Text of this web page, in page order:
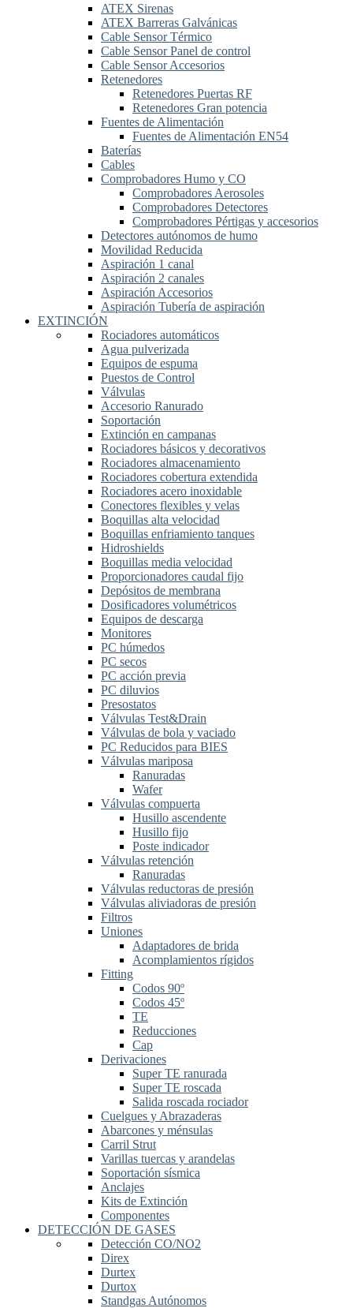
ATEX Sirenas
ATEX Barreras Galvánicas
Cable Sensor Térmico
Cable Sensor Panel de control
Cable Sensor Accesorios
Retenedores
Retenedores Puertas RF
Retenedores Gran potencia
Fuentes de Alimentación
Fuentes de Alimentación EN54
Baterías
Cables
Comprobadores Humo y CO
Comprobadores Aerosoles
Comprobadores Detectores
Comprobadores Pértigas y accesorios
Detectores autónomos de humo
Movilidad Reducida
Aspiración 1 canal
Aspiración 2 canales
Aspiración Accesorios
Aspiración Tubería de aspiración
EXTINCIÓN
Rociadores automáticos
Agua pulverizada
Equipos de espuma
Puestos de Control
Válvulas
Accesorio Ranurado
Soportación
Extinción en campanas
Rociadores básicos y decorativos
Rociadores almacenamiento
Rociadores cobertura extendida
Rociadores acero inoxidable
Conectores flexibles y velas
Boquillas alta velocidad
Boquillas enfriamiento tanques
Hidroshields
Boquillas media velocidad
Proporcionadores caudal fijo
Depósitos de membrana
Dosificadores volumétricos
Equipos de descarga
Monitores
PC húmedos
PC secos
PC acción previa
PC diluvios
Presostatos
Válvulas Test&Drain
Válvulas de bola y vaciado
PC Reducidos para BIES
Válvulas mariposa
Ranuradas
Wafer
Válvulas compuerta
Husillo ascendente
Husillo fijo
Poste indicador
Válvulas retención
Ranuradas
Válvulas reductoras de presión
Válvulas aliviadoras de presión
Filtros
Uniones
Adaptadores de brida
Acomplamientos rígidos
Fitting
Codos 90º
Codos 45º
TE
Reducciones
Cap
Derivaciones
Super TE ranurada
Super TE roscada
Salida roscada rociador
Cuelgues y Abrazaderas
Abarcones y ménsulas
Carril Strut
Varillas tuercas y arandelas
Soportación sísmica
Anclajes
Kits de Extinción
Componentes
DETECCIÓN DE GASES
Detección CO/NO2
Direx
Durtex
Durtox
Standgas Autónomos